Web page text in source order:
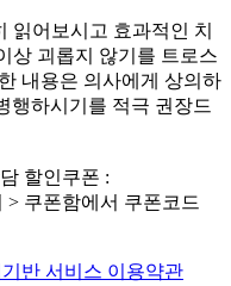
어보시고 효과적인 치
상 괴롭지 않기를 트로스
내용은 의사에게 상의하
행하시기를 적극 권장드
할인쿠폰 :
> 쿠폰함에서 쿠폰코드
반 서비스 이용약관